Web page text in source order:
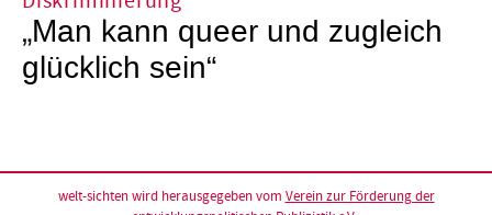
„Man kann queer und zugleich
glücklich sein“
welt-sichten wird herausgegeben vom Verein zur Förderung der